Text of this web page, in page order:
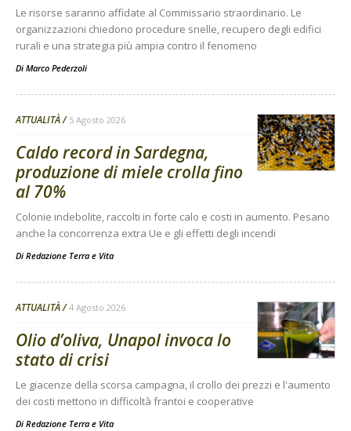
Le risorse saranno affidate al Commissario straordinario. Le
organizzazioni chiedono procedure snelle, recupero degli edifici
rurali e una strategia più ampia contro il fenomeno
Di Marco Pederzoli
ATTUALITÀ 5 Agosto 2026
Caldo record in Sardegna,
produzione di miele crolla fino
al 70%
Colonie indebolite, raccolti in forte calo e costi in aumento. Pesano
anche la concorrenza extra Ue e gli effetti degli incendi
Di Redazione Terra e Vita
ATTUALITÀ 4 Agosto 2026
Olio d’oliva, Unapol invoca lo
stato di crisi
Le giacenze della scorsa campagna, il crollo dei prezzi e l'aumento
dei costi mettono in difficoltà frantoi e cooperative
Di Redazione Terra e Vita